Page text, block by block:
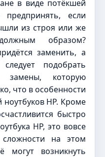
в виде потёкшей
предпринять, если
из строя или же
образом?
заменить, а
подобрать
замены, которую
что в особенности
ноутбуков HP. Кроме
быстро
HP, это вовсе
на этом
могут возникнуть